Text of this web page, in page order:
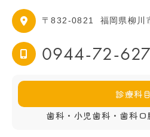
〒832-0821 福岡県柳川
0944-72-
診療科目
歯科・小児歯科・歯科